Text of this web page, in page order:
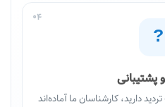
04
?
پشتیبانی
دارید، کارشناسان ما آماده‌اند